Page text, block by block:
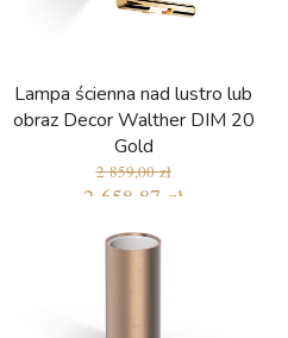
Lampa ścienna nad lustro lub
obraz Decor Walther DIM 20
Gold
2 859,00 zł
2 658,87 zł